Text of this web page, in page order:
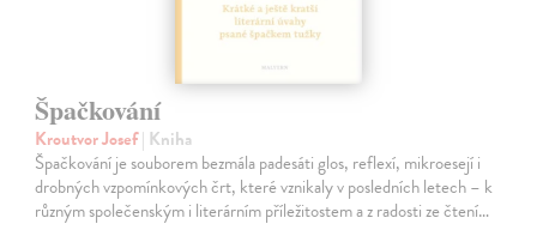
Špačkování
Kroutvor Josef| Kniha
Špačkování je souborem bezmála padesáti glos, reflexí, mikroesejí i
drobných vzpomínkových črt, které vznikaly v posledních letech – k
různým společenským i literárním příležitostem a z radosti ze čtení…